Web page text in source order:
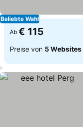
Beliebte Wahl
Ab € 115
Preise von 5 Websites